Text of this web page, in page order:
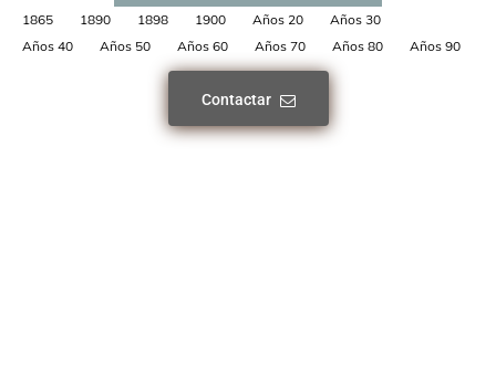
1865 1890 1898 1900 Años 20
Años 30
Años 40
Años 50 Años 60 Años 70 Años 80 Años 90
Contactar